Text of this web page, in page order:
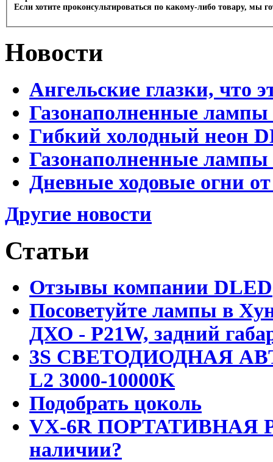
Если хотите проконсультироваться по какому-либо товару, мы
Новости
Ангельские глазки, что
Газонаполненные
Гибкий холодный неон
Газонаполненные
Дневные ходовые огни
Другие новости
Статьи
Отзывы компании DLED
Посоветуйте лампы в
ДХО - P21W, задний
3S СВЕТОДИОДНАЯ
L2 3000-10000K
Подобрать цоколь
VX-6R ПОРТАТИВНАЯ
наличии?